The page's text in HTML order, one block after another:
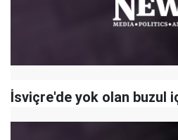
İsviçre'de yok olan buzul